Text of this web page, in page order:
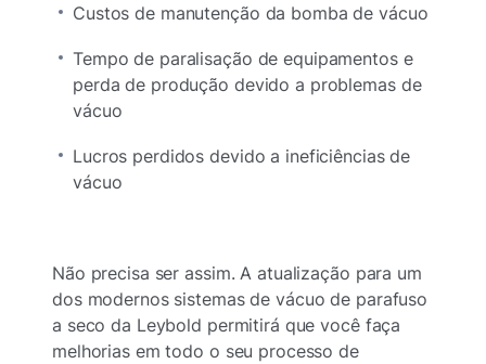
Custos de manutenção da bomba de vácuo
Tempo de paralisação de equipamentos e
perda de produção devido a problemas de
vácuo
Lucros perdidos devido a ineficiências de
vácuo
Não precisa ser assim. A atualização para um
dos modernos sistemas de vácuo de parafuso
a seco da Leybold permitirá que você faça
melhorias em todo o seu processo de